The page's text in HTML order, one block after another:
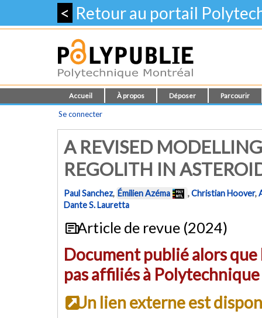
< Retour au portail
Accueil À propos Déposer Parcourir
Se connecter
A REVISED
REGOLITH IN
Paul Sanchez, Émilien Azéma ,Christian Hoover,
Dante S. Lauretta
Article de revue (2024)
Document publié alors
pas affiliés à
Un lien externe est